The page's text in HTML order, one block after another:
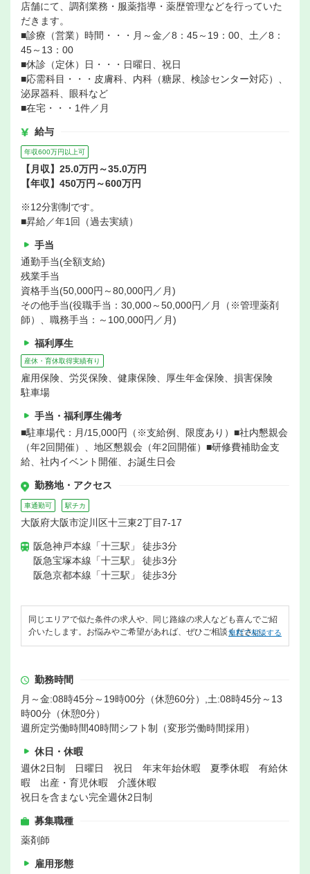
店舗にて、調剤業務・服薬指導・薬歴管理などを行っていた
だきます。
■診療（営業）時間・・・月～金／8：45～19：00、土／8：
45～13：00
■休診（定休）日・・・日曜日、祝日
■応需科目・・・皮膚科、内科（糖尿、検診センター対応）、
泌尿器科、眼科など
■在宅・・・1件／月
給与
年収600万円以上可
【月収】25.0万円～35.0万円
【年収】450万円～600万円
※12分割制です。
■昇給／年1回（過去実績）
手当
通勤手当(全額支給)
残業手当
資格手当(50,000円～80,000円／月)
その他手当(役職手当：30,000～50,000円／月（※管理薬剤
師）、職務手当：～100,000円／月)
福利厚生
産休・育休取得実績有り
雇用保険、労災保険、健康保険、厚生年金保険、損害保険
駐車場
手当・福利厚生備考
■駐車場代：月/15,000円（※支給例、限度あり）■社内懇親会
（年2回開催）、地区懇親会（年2回開催）■研修費補助金支
給、社内イベント開催、お誕生日会
勤務地・アクセス
車通勤可 駅チカ
大阪府大阪市淀川区十三東2丁目7-17
阪急神戸本線「十三駅」 徒歩3分
阪急宝塚本線「十三駅」 徒歩3分
阪急京都本線「十三駅」 徒歩3分
同じエリアで似た条件の求人や、同じ路線の求人なども喜んでご紹
介いたします。お悩みやご希望があれば、ぜひご相談ください。
無料で相談する
勤務時間
月～金:08時45分～19時00分（休憩60分）,土:08時45分～13
時00分（休憩0分）
週所定労働時間40時間シフト制（変形労働時間採用）
休日・休暇
週休2日制 日曜日 祝日 年末年始休暇 夏季休暇 有給休
暇 出産・育児休暇 介護休暇
祝日を含まない完全週休2日制
募集職種
薬剤師
雇用形態